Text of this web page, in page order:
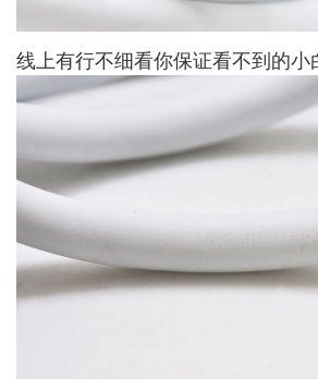
线上有行不细看你保证看不到的小